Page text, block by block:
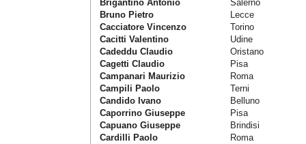
Brigantino Antonio
Salerno
Bruno Pietro
Lecce
Cacciatore Vincenzo
Torino
Cacitti Valentino
Udine
Cadeddu Claudio
Oristano
Cagetti Claudio
Pisa
Campanari Maurizio
Roma
Campili Paolo
Terni
Candido Ivano
Belluno
Caporrino Giuseppe
Pisa
Capuano Giuseppe
Brindisi
Cardilli Paolo
Roma